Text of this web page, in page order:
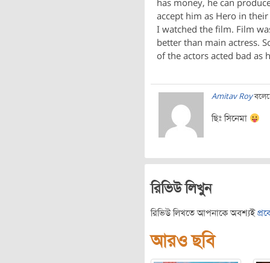
has money, he can
accept him as Hero in
I watched the film. Film
better than main actress.
of the actors acted bad as
Amitav Roy
ছিঃ সিনেমা
রিভিউ লিখুন
রিভিউ লিখতে আপনাকে অবশ্যই
আরও ছবি